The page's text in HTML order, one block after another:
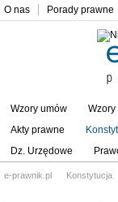
O nas Porady prawne
Wzory umów Wzory
Akty prawne
Dz. Urzędowe
e-prawnik.pl Konstytucja